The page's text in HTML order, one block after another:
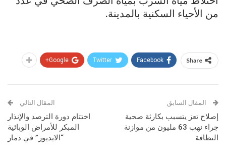
من الأحياء السكنية بالمدينة.
Share
Facebook
Twitter
Google+
المقال السابق
إصلاح تعز يتسبب بكارثة صحية
جراء نهب 63 مليون من موازنة
النظافة
المقال التالي
اختتام دورة الترصد والإنذار
المبكر للأمراض الوبائية
“الايديوز” في ذمار